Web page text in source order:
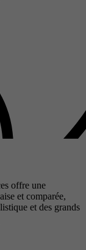
offre une
et comparée,
et des grands